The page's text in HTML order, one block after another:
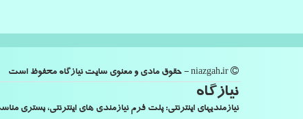
نیازگاه
نیازمندیهای اینترنتی: پلت فرم نیازمندی های اینترنتی،